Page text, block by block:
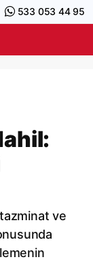
533 053 44 95
ve